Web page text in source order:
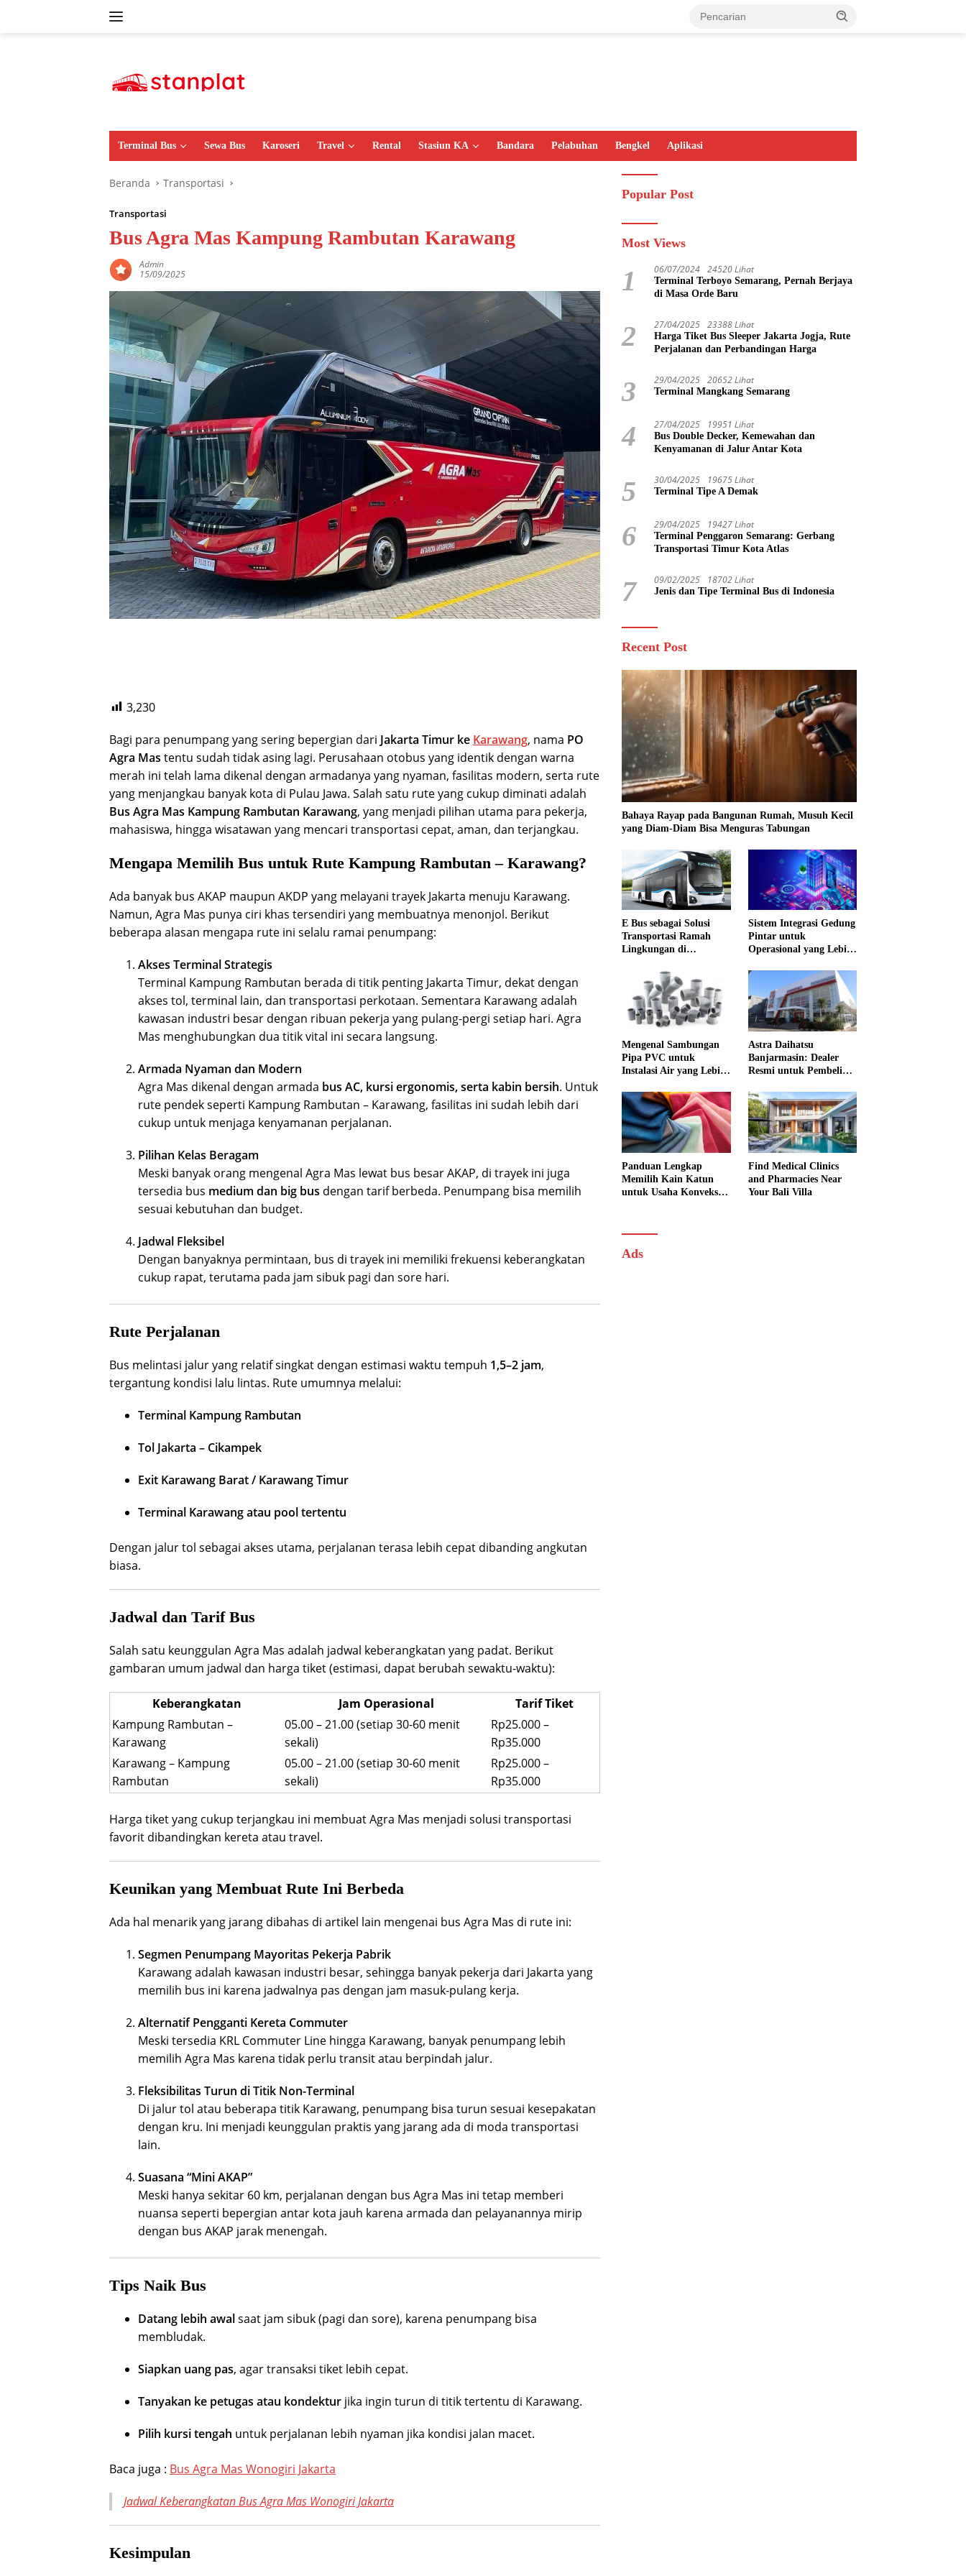
Terminal Bus Sewa Bus Karoseri Travel Rental Stasiun KA Bandara Pelabuhan Bengkel Aplikasi
Beranda Transportasi
Transportasi
Bus Agra Mas Kampung Rambutan Karawang
Admin
15/09/2025
3,230
Bagi para penumpang yang sering bepergian dari Jakarta Timur ke Karawang, nama PO
Agra Mas tentu sudah tidak asing lagi. Perusahaan otobus yang identik dengan warna
merah ini telah lama dikenal dengan armadanya yang nyaman, fasilitas modern, serta rute
yang menjangkau banyak kota di Pulau Jawa. Salah satu rute yang cukup diminati adalah
Bus Agra Mas Kampung Rambutan Karawang, yang menjadi pilihan utama para pekerja,
mahasiswa, hingga wisatawan yang mencari transportasi cepat, aman, dan terjangkau.
Mengapa Memilih Bus untuk Rute Kampung Rambutan – Karawang?
Ada banyak bus AKAP maupun AKDP yang melayani trayek Jakarta menuju Karawang.
Namun, Agra Mas punya ciri khas tersendiri yang membuatnya menonjol. Berikut
beberapa alasan mengapa rute ini selalu ramai penumpang:
Akses Terminal Strategis
Terminal Kampung Rambutan berada di titik penting Jakarta Timur, dekat dengan
akses tol, terminal lain, dan transportasi perkotaan. Sementara Karawang adalah
kawasan industri besar dengan ribuan pekerja yang pulang-pergi setiap hari. Agra
Mas menghubungkan dua titik vital ini secara langsung.
Armada Nyaman dan Modern
Agra Mas dikenal dengan armada bus AC, kursi ergonomis, serta kabin bersih. Untuk
rute pendek seperti Kampung Rambutan – Karawang, fasilitas ini sudah lebih dari
cukup untuk menjaga kenyamanan perjalanan.
Pilihan Kelas Beragam
Meski banyak orang mengenal Agra Mas lewat bus besar AKAP, di trayek ini juga
tersedia bus medium dan big bus dengan tarif berbeda. Penumpang bisa memilih
sesuai kebutuhan dan budget.
Jadwal Fleksibel
Dengan banyaknya permintaan, bus di trayek ini memiliki frekuensi keberangkatan
cukup rapat, terutama pada jam sibuk pagi dan sore hari.
Rute Perjalanan
Bus melintasi jalur yang relatif singkat dengan estimasi waktu tempuh 1,5–2 jam,
tergantung kondisi lalu lintas. Rute umumnya melalui:
Terminal Kampung Rambutan
Tol Jakarta – Cikampek
Exit Karawang Barat / Karawang Timur
Terminal Karawang atau pool tertentu
Dengan jalur tol sebagai akses utama, perjalanan terasa lebih cepat dibanding angkutan
biasa.
Jadwal dan Tarif Bus
Salah satu keunggulan Agra Mas adalah jadwal keberangkatan yang padat. Berikut
gambaran umum jadwal dan harga tiket (estimasi, dapat berubah sewaktu-waktu):
Keberangkatan Jam Operasional
Tarif Tiket
Kampung Rambutan –
Karawang
05.00 – 21.00 (setiap 30-60 menit
sekali)
Rp25.000 –
Rp35.000
Karawang – Kampung
Rambutan
05.00 – 21.00 (setiap 30-60 menit
sekali)
Rp25.000 –
Rp35.000
Harga tiket yang cukup terjangkau ini membuat Agra Mas menjadi solusi transportasi
favorit dibandingkan kereta atau travel.
Keunikan yang Membuat Rute Ini Berbeda
Ada hal menarik yang jarang dibahas di artikel lain mengenai bus Agra Mas di rute ini:
Segmen Penumpang Mayoritas Pekerja Pabrik
Karawang adalah kawasan industri besar, sehingga banyak pekerja dari Jakarta yang
memilih bus ini karena jadwalnya pas dengan jam masuk-pulang kerja.
Alternatif Pengganti Kereta Commuter
Meski tersedia KRL Commuter Line hingga Karawang, banyak penumpang lebih
memilih Agra Mas karena tidak perlu transit atau berpindah jalur.
Fleksibilitas Turun di Titik Non-Terminal
Di jalur tol atau beberapa titik Karawang, penumpang bisa turun sesuai kesepakatan
dengan kru. Ini menjadi keunggulan praktis yang jarang ada di moda transportasi
lain.
Suasana “Mini AKAP”
Meski hanya sekitar 60 km, perjalanan dengan bus Agra Mas ini tetap memberi
nuansa seperti bepergian antar kota jauh karena armada dan pelayanannya mirip
dengan bus AKAP jarak menengah.
Tips Naik Bus
Datang lebih awalsaat jam sibuk (pagi dan sore), karena penumpang bisa
membludak.
Siapkan uang pas, agar transaksi tiket lebih cepat.
Tanyakan ke petugas atau kondektur jika ingin turun di titik tertentu di Karawang.
Pilih kursi tengah untuk perjalanan lebih nyaman jika kondisi jalan macet.
Baca juga : Bus Agra Mas Wonogiri Jakarta
Jadwal Keberangkatan Bus Agra Mas Wonogiri Jakarta
Kesimpulan
Popular Post
Most Views
1 06/07/2024 24520 Lihat
Terminal Terboyo Semarang, Pernah Berjaya
di Masa Orde Baru
2 27/04/2025 23388 Lihat
Harga Tiket Bus Sleeper Jakarta Jogja, Rute
Perjalanan dan Perbandingan Harga
3 29/04/2025 20652 Lihat
Terminal Mangkang Semarang
4 27/04/2025 19951 Lihat
Bus Double Decker, Kemewahan dan
Kenyamanan di Jalur Antar Kota
5 30/04/2025 19675 Lihat
Terminal Tipe A Demak
6 29/04/2025 19427 Lihat
Terminal Penggaron Semarang: Gerbang
Transportasi Timur Kota Atlas
7 09/02/2025 18702 Lihat
Jenis dan Tipe Terminal Bus di Indonesia
Recent Post
Bahaya Rayap pada Bangunan Rumah, Musuh Kecil
yang Diam-Diam Bisa Menguras Tabungan
E Bus sebagai Solusi
Transportasi Ramah
Lingkungan di
Sistem Integrasi Gedung
Pintar untuk
Operasional yang Lebih
Mengenal Sambungan
Pipa PVC untuk
Instalasi Air yang Lebih
Astra Daihatsu
Banjarmasin: Dealer
Resmi untuk Pembelian
Service Lengkap
Panduan Lengkap
Memilih Kain Katun
untuk Usaha Konveksi
Find Medical Clinics
and Pharmacies Near
Your Bali Villa
Ads